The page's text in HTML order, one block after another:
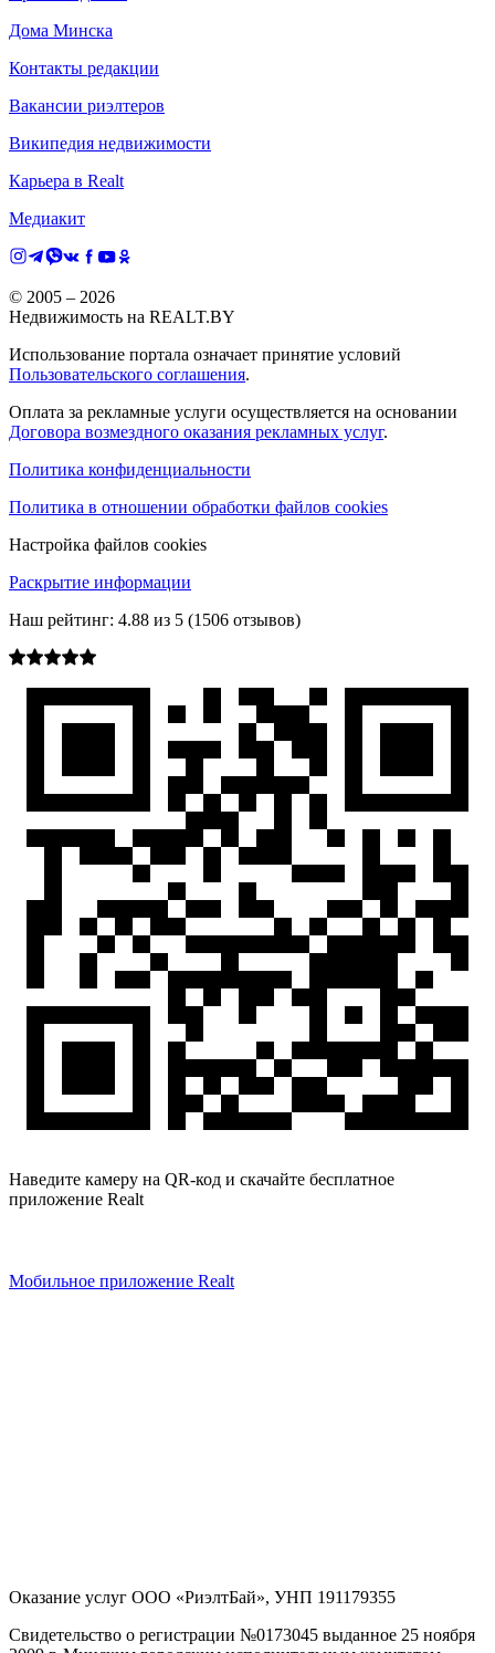
Дома Минска
Контакты редакции
Вакансии риэлтеров
Википедия недвижимости
Карьера в Realt
Медиакит
© 2005 – 2026
Недвижимость на REALT.BY
Использование портала означает принятие условий
Пользовательского соглашения.
Оплата за рекламные услуги осуществляется на основании
Договора возмездного оказания рекламных услуг.
Политика конфиденциальности
Политика в отношении обработки файлов cookies
Настройка файлов cookies
Раскрытие информации
Наш рейтинг: 4.88 из 5 (1506 отзывов)
Наведите камеру на QR-код и скачайте бесплатное
приложение Realt
Мобильное приложение Realt
Оказание услуг ООО «РиэлтБай», УНП 191179355
Свидетельство о регистрации №0173045 выданное 25 ноября